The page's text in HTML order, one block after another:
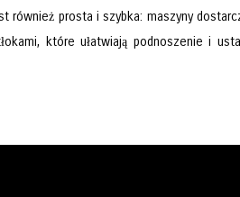
również prosta i szybka: maszyny
które ułatwiają podnoszenie i